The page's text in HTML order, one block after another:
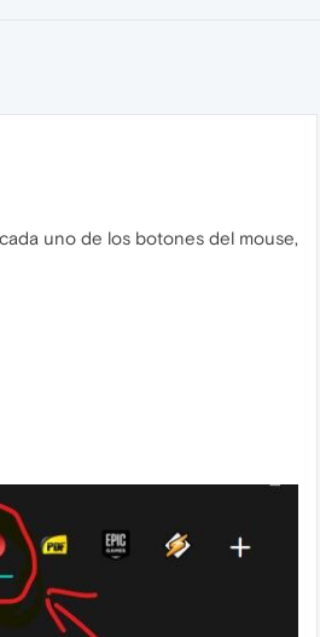
uno de los botones del mouse,